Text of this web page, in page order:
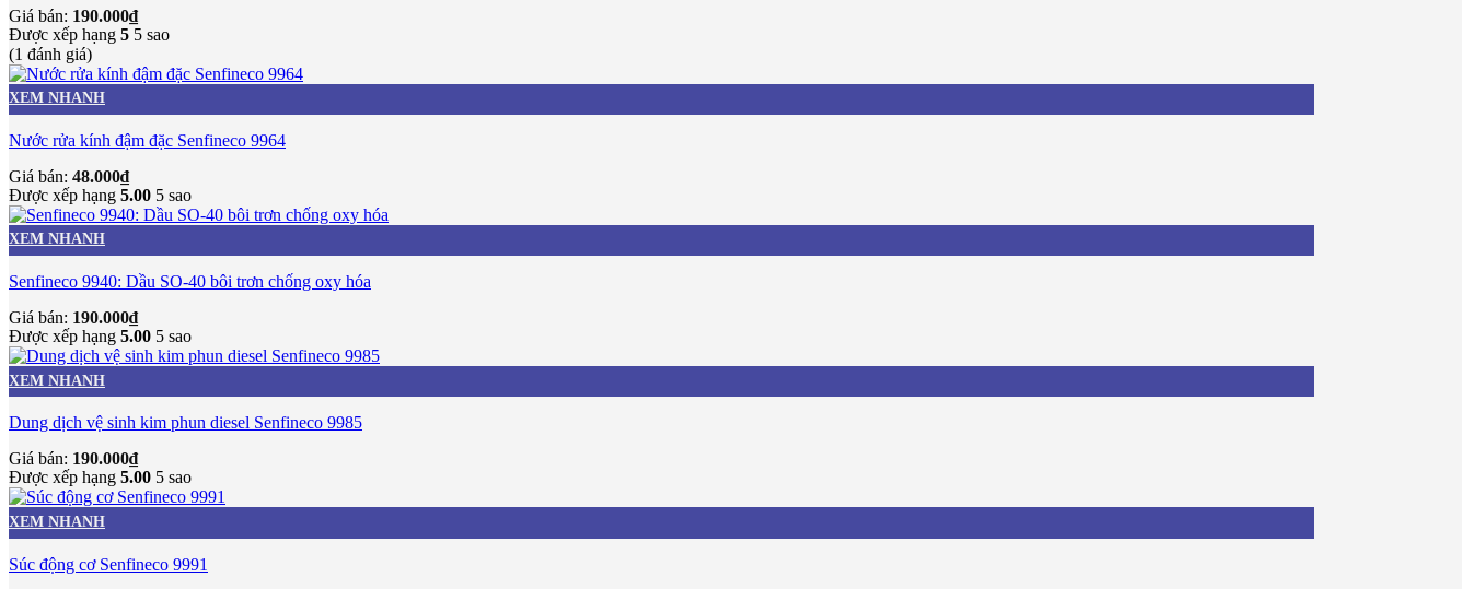
Giá bán: 190.000₫
Được xếp hạng 5 5 sao
(1 đánh giá)
XEM NHANH
Nước rửa kính đậm đặc Senfineco 9964
Giá bán: 48.000₫
Được xếp hạng 5.00 5 sao
XEM NHANH
Senfineco 9940: Dầu SO-40 bôi trơn chống oxy hóa
Giá bán: 190.000₫
Được xếp hạng 5.00 5 sao
XEM NHANH
Dung dịch vệ sinh kim phun diesel Senfineco 9985
Giá bán: 190.000₫
Được xếp hạng 5.00 5 sao
XEM NHANH
Súc động cơ Senfineco 9991